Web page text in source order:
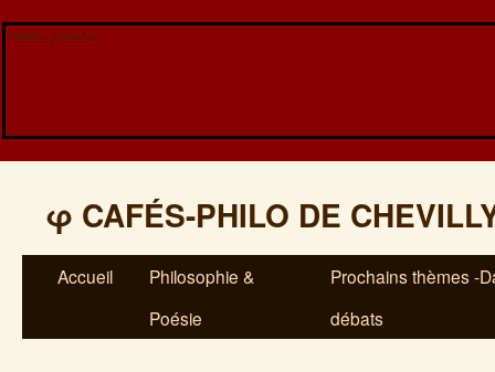
Veuillez patienter...
φ CAFÉS-PHILO DE
Accueil
Philosophie &
Poésie
Prochains thèmes -
débats